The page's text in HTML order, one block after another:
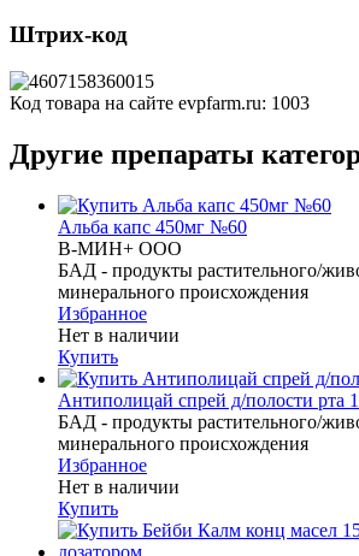
Штрих-код
Код товара на сайте evpfarm.ru: 1003
Другие препараты
Альба капс 450мг №60
В-МИН+ ООО
БАД - продукты растительного/
минерального происхождения
Избранное
Нет в наличии
Купить
Антиполицай спрей д/полости рта
БАД - продукты растительного/
минерального происхождения
Избранное
Нет в наличии
Купить